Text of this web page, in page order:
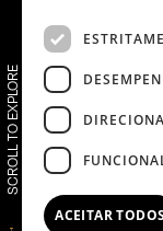
SCROLL TO EXPLORE
By submitting, I
personal data
ACEITAR